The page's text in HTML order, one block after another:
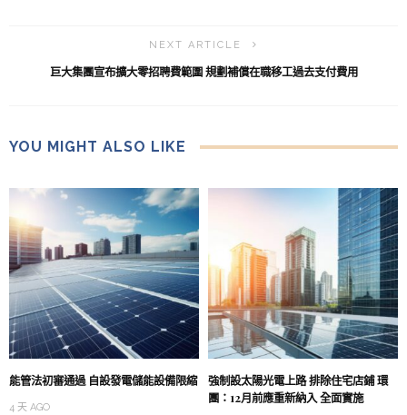
NEXT ARTICLE
巨大集團宣布擴大零招聘費範圍 規劃補償在職移工過去支付費用
YOU MIGHT ALSO LIKE
能管法初審通過 自設發電儲能設備限縮
4 天 AGO
強制設太陽光電上路 排除住宅店鋪 環
團：12月前應重新納入 全面實施